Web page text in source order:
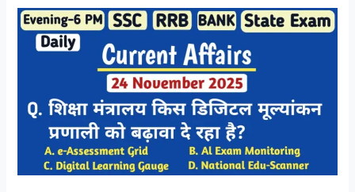
Current
Affairs
MCQs